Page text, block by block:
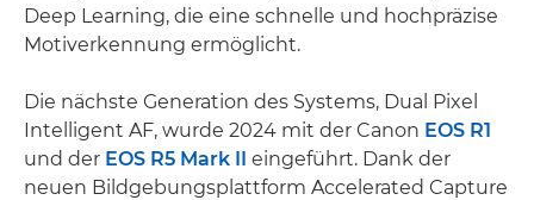
Deep Learning, die eine schnelle und hochpräzise
Motiverkennung ermöglicht.
Die nächste Generation des Systems, Dual Pixel
Intelligent AF, wurde 2024 mit der Canon EOS R1
und der EOS R5 Mark II eingeführt. Dank der
neuen Bildgebungsplattform Accelerated Capture